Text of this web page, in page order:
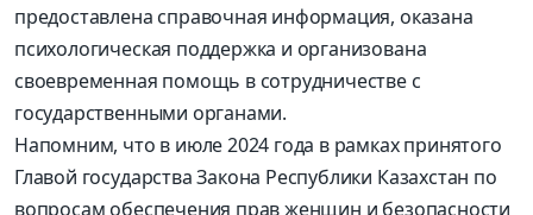
предоставлена справочная информация, оказана
психологическая поддержка и организована
своевременная помощь в сотрудничестве с
государственными органами.
Напомним, что в июле 2024 года в рамках принятого
Главой государства Закона Республики Казахстан по
вопросам обеспечения прав женщин и безопасности